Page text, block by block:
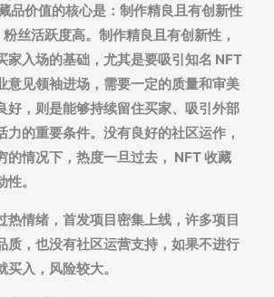
品价值的核心是：制作精良且有创新性
丝活跃度高。制作精良且有创新性，
家入场的基础，尤其是要吸引知名 NFT
意见领袖进场，需要一定的质量和审美
好，则是能够持续留住买家、吸引外部
力的重要条件。没有良好的社区运作，
的情况下，热度一旦过去， NFT 收藏
。
热情绪，首发项目密集上线，许多项目
质，也没有社区运营支持，如果不进行
入，风险较大。